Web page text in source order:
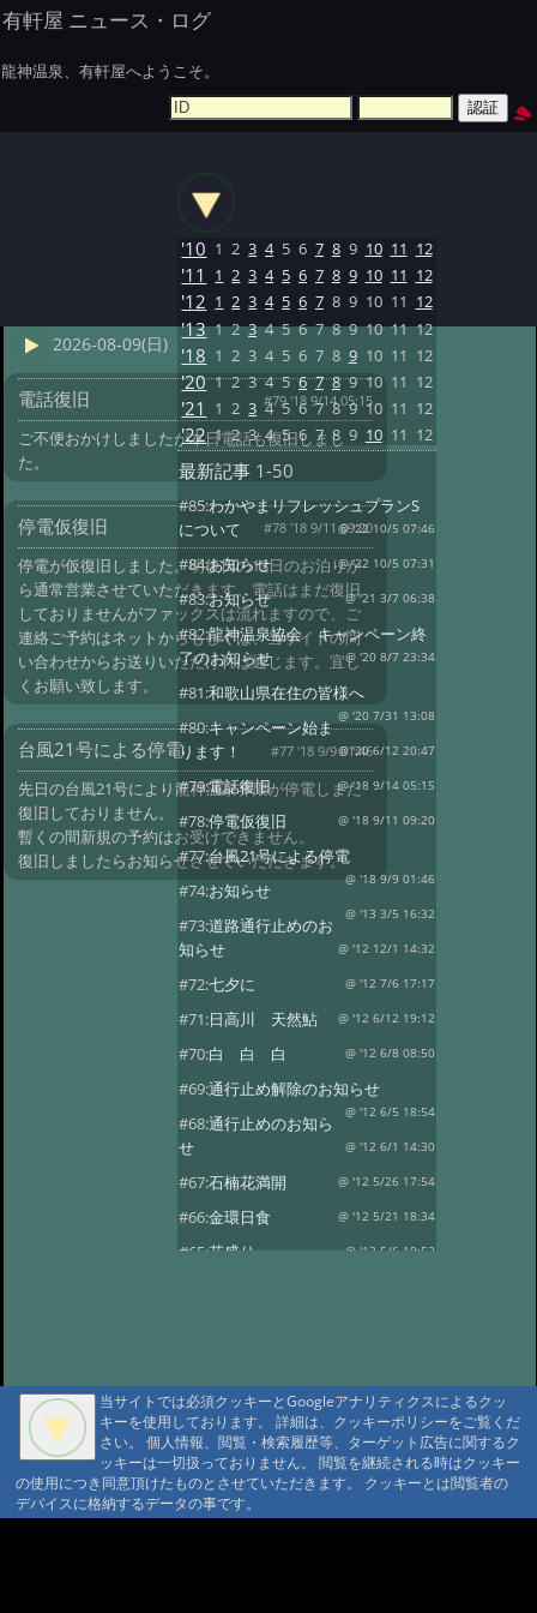
有軒屋 ニュース・ログ
龍神温泉、有軒屋へようこそ。
2026-08-09(日)
電話復旧 #79 '18 9/14 05:15
ご不便おかけしましたが本日電話も復旧しまし
た。
停電仮復旧 #78 '18 9/11 09:20
停電が仮復旧しました。明後日の13日のお泊りか
ら通常営業させていただきます。電話はまだ復旧
しておりませんがファックスは流れますので、ご
連絡ご予約はネットからもしくは、当サイトの問
い合わせからお送りいただければ通じます。宜し
くお願い致します。
台風21号による停電 #77 '18 9/9 01:46
先日の台風21号により龍神温泉界隈が停電しまだ
復旧しておりません。
暫くの間新規の予約はお受けできません。
復旧しましたらお知らせさせていただきます。
'10 1 2 3 4 5 6 7 8 9 10 11 12
'11 1 2 3 4 5 6 7 8 9 10 11 12
'12 1 2 3 4 5 6 7 8 9 10 11 12
'13 1 2 3 4 5 6 7 8 9 10 11 12
'18 1 2 3 4 5 6 7 8 9 10 11 12
'20 1 2 3 4 5 6 7 8 9 10 11 12
'21 1 2 3 4 5 6 7 8 9 10 11 12
'22 1 2 3 4 5 6 7 8 9 10 11 12
最新記事 1-50
#85:わかやまリフレッシュプランS
について
@ '22 10/5 07:46
#84:お知らせ @ '22 10/5 07:31
#83:お知らせ @ '21 3/7 06:38
#82:龍神温泉協会 キャンペーン終
了のお知らせ
@ '20 8/7 23:34
#81:和歌山県在住の皆様へ
@ '20 7/31 13:08
#80:キャンペーン始ま
ります！
@ '20 6/12 20:47
#79:電話復旧 @ '18 9/14 05:15
#78:停電仮復旧 @ '18 9/11 09:20
#77:台風21号による停電
@ '18 9/9 01:46
#74:お知らせ
@ '13 3/5 16:32
#73:道路通行止めのお
知らせ
@ '12 12/1 14:32
#72:七夕に @ '12 7/6 17:17
#71:日高川 天然鮎 @ '12 6/12 19:12
#70:白 白 白 @ '12 6/8 08:50
#69:通行止め解除のお知らせ
@ '12 6/5 18:54
#68:通行止めのお知ら
せ
@ '12 6/1 14:30
#67:石楠花満開 @ '12 5/26 17:54
#66:金環日食 @ '12 5/21 18:34
#65:花盛り @ '12 5/6 19:52
#61:龍神温泉の観燈祭 @ '12 3/27 19:46
#60:春一番？ @ '12 3/24 18:38
#59:寒の戻り @ '12 3/13 18:41
#58:春を探して… @ '12 3/3 15:24
当サイトでは必須クッキーとGoogleアナリティクスによるクッ
キーを使用しております。 詳細は、クッキーポリシーをご覧くだ
さい。 個人情報、閲覧・検索履歴等、ターゲット広告に関するク
ッキーは一切扱っておりません。 閲覧を継続される時はクッキー
の使用につき同意頂けたものとさせていただきます。 クッキーとは閲覧者の
デバイスに格納するデータの事です。